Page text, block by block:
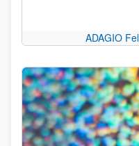
ADAGIO